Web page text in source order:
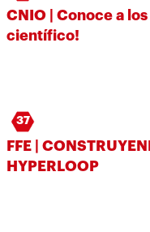
CNIO | Conoce a
científico!
37
FFE |
HYPERLOOP